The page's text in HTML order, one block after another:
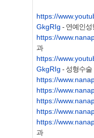
https://
GkgRIg - 연예인성
https://
과
https://
GkgRIg - 성형수술
https://
https://
https://
https://
https://
과